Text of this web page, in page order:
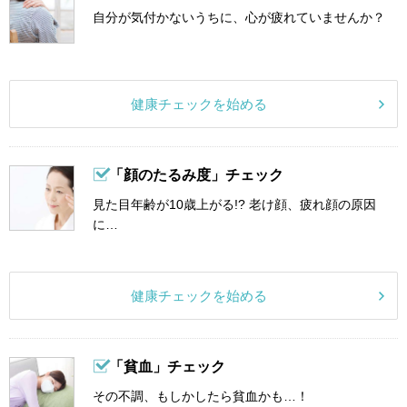
自分が気付かないうちに、心が疲れていませんか？
健康チェックを始める
「顔のたるみ度」チェック
見た目年齢が10歳上がる!? 老け顔、疲れ顔の原因
に…
健康チェックを始める
「貧血」チェック
その不調、もしかしたら貧血かも…！